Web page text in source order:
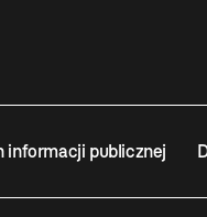
informacji publicznej